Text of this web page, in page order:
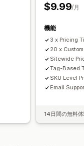
$9.99/月
機能
3 x Pricing
20 x
Sitewide
Tag-Based
SKU Level
Email
14日間の無料